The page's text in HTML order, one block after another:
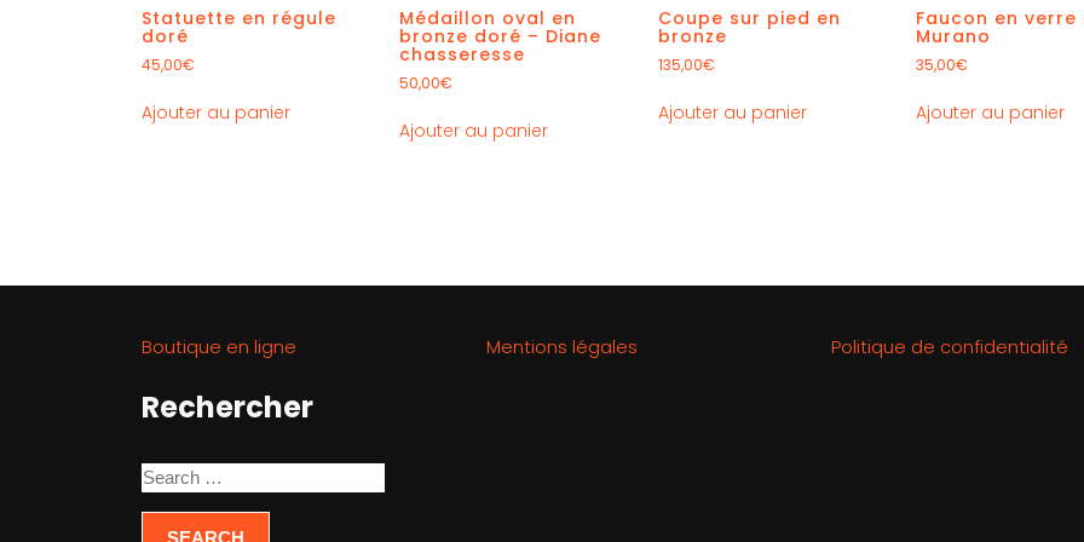
Statuette en régule
doré
45,00€
Ajouter au panier
Médaillon oval en
bronze doré – Diane
chasseresse
50,00€
Ajouter au panier
Coupe sur pied en
bronze
135,00€
Ajouter au panier
Faucon en verre
Murano
35,00€
Ajouter au panier
Boutique en ligne
Rechercher
Mentions légales Politique de confidentialité